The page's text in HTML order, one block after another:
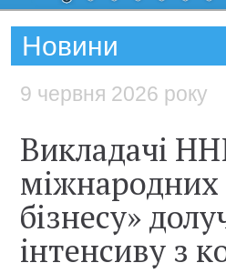
Новини
9 червня 2026 року
Викладачі
міжнародних
бізнесу»
інтенсиву з